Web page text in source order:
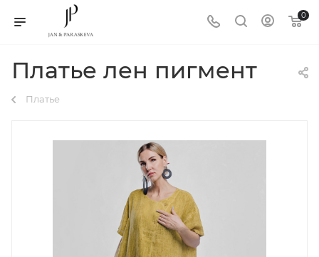
0
Платье лен пигмент
Платье